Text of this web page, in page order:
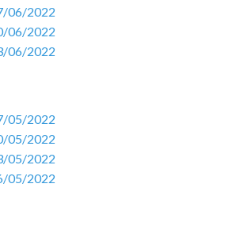
06/2022
06/2022
06/2022
05/2022
05/2022
05/2022
05/2022